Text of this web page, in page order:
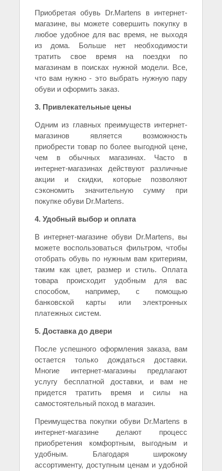
Приобретая обувь Dr.Martens в интернет-
магазине, вы можете совершить покупку в
любое удобное для вас время, не выходя
из дома. Больше нет необходимости
тратить свое время на поездки по
магазинам в поисках нужной модели. Все,
что вам нужно - это выбрать нужную пару
обуви и оформить заказ.
3. Привлекательные цены
Одним из главных преимуществ интернет-
магазинов является возможность
приобрести товар по более выгодной цене,
чем в обычных магазинах. Часто в
интернет-магазинах действуют различные
акции и скидки, которые позволяют
сэкономить значительную сумму при
покупке обуви Dr.Martens.
4. Удобный выбор и оплата
В интернет-магазине обуви Dr.Martens, вы
можете воспользоваться фильтром, чтобы
отобрать обувь по нужным вам критериям,
таким как цвет, размер и стиль. Оплата
товара происходит удобным для вас
способом, например, с помощью
банковской карты или электронных
платежных систем.
5. Доставка до двери
После успешного оформления заказа, вам
остается только дождаться доставки.
Многие интернет-магазины предлагают
услугу бесплатной доставки, и вам не
придется тратить время и силы на
самостоятельный поход в магазин.
Преимущества покупки обуви Dr.Martens в
интернет-магазине делают процесс
приобретения комфортным, выгодным и
удобным. Благодаря широкому
ассортименту, доступным ценам и удобной